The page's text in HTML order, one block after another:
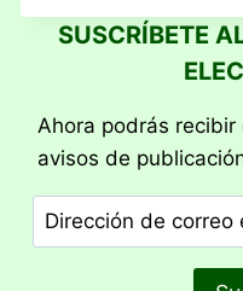
SUSCRÍBETE
Ahora podrás
avisos de
Dirección
de